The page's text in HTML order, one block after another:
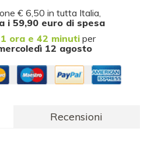
€ 6,50 in tutta Italia,
i 59,90 euro di spesa
1 ora e 42 minuti per
12 agosto
Recensioni